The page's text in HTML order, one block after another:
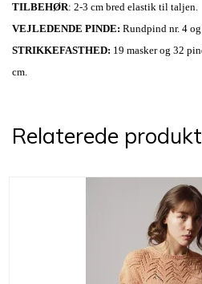
TILBEHØR: 2-3 cm bred elastik til taljen.
VEJLEDENDE PINDE: Rundpind nr. 4
STRIKKEFASTHED: 19 masker og 32
cm.
Relaterede